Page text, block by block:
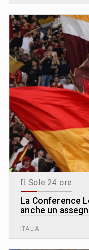
Il Sole 24 ore
La Conference
anche un
ITALIA